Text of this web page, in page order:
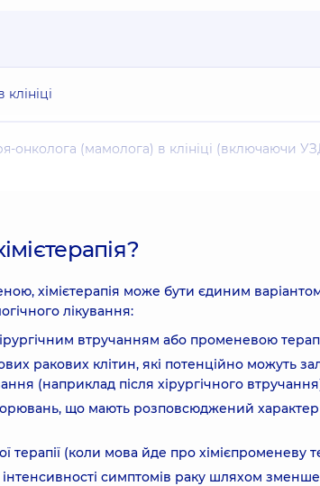
онколога (мамолога) в клініці (включаючи
в клініці
та діагностичної тактики при
хімієтерапія може бути єдиним варіантом
лікування:
втручанням або променевою
ракових клітин, які потенційно можуть
(наприклад після хірургічного
що мають розповсюджений характер
терапії (коли мова йде про хімієпроменеву
інтенсивності симптомів раку шляхом